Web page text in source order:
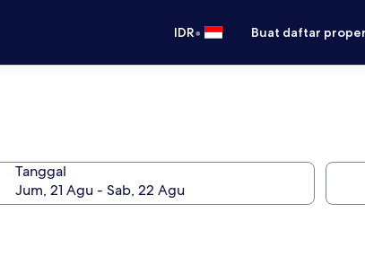
IDR• Buat daftar
Tanggal